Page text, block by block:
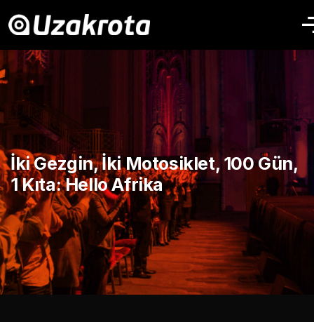
İki Gezgin, İki Motosiklet, 100 Gün,
1 Kıta: Hello Afrika